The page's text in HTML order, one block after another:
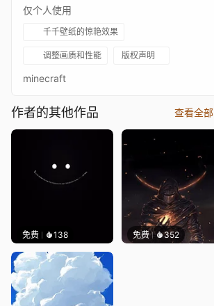
仅个人使用
千千壁纸的惊艳效果
调整画质和性能 版权声明
minecraft
作者的其他作品 查看全部
免费 138 免费 352